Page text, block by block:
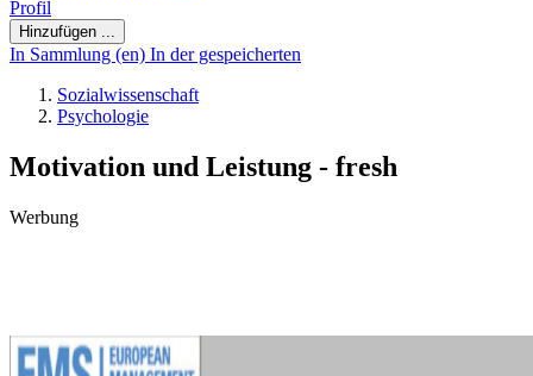
Profil
Hinzufügen ...
In Sammlung (en) In der gespeicherten
Sozialwissenschaft
Psychologie
Motivation und Leistung - fresh
Werbung